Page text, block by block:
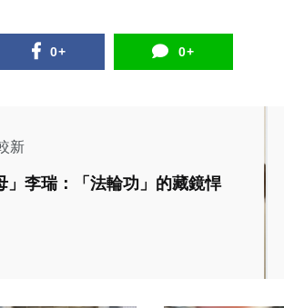
0+ 0+
新
」李瑞：「法輪功」的藏鏡悍